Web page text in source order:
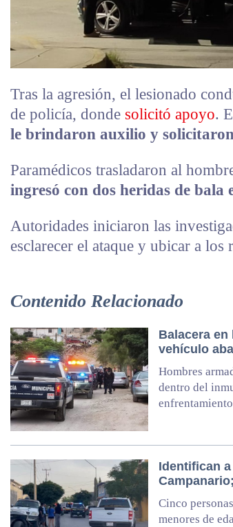
Tras la agresión, el lesionado
de policía, donde solicitó apoyo.
le brindaron auxilio y
Paramédicos trasladaron al
ingresó con dos heridas de bala
Autoridades iniciaron las
esclarecer el ataque y ubicar a los
Contenido Relacionado
Balacera en
vehículo
Hombres
dentro del
enfrentamiento
Identifican
Cinco
menores de